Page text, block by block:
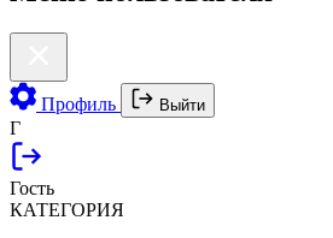
Профиль Выйти
Г
Гость
КАТЕГОРИЯ